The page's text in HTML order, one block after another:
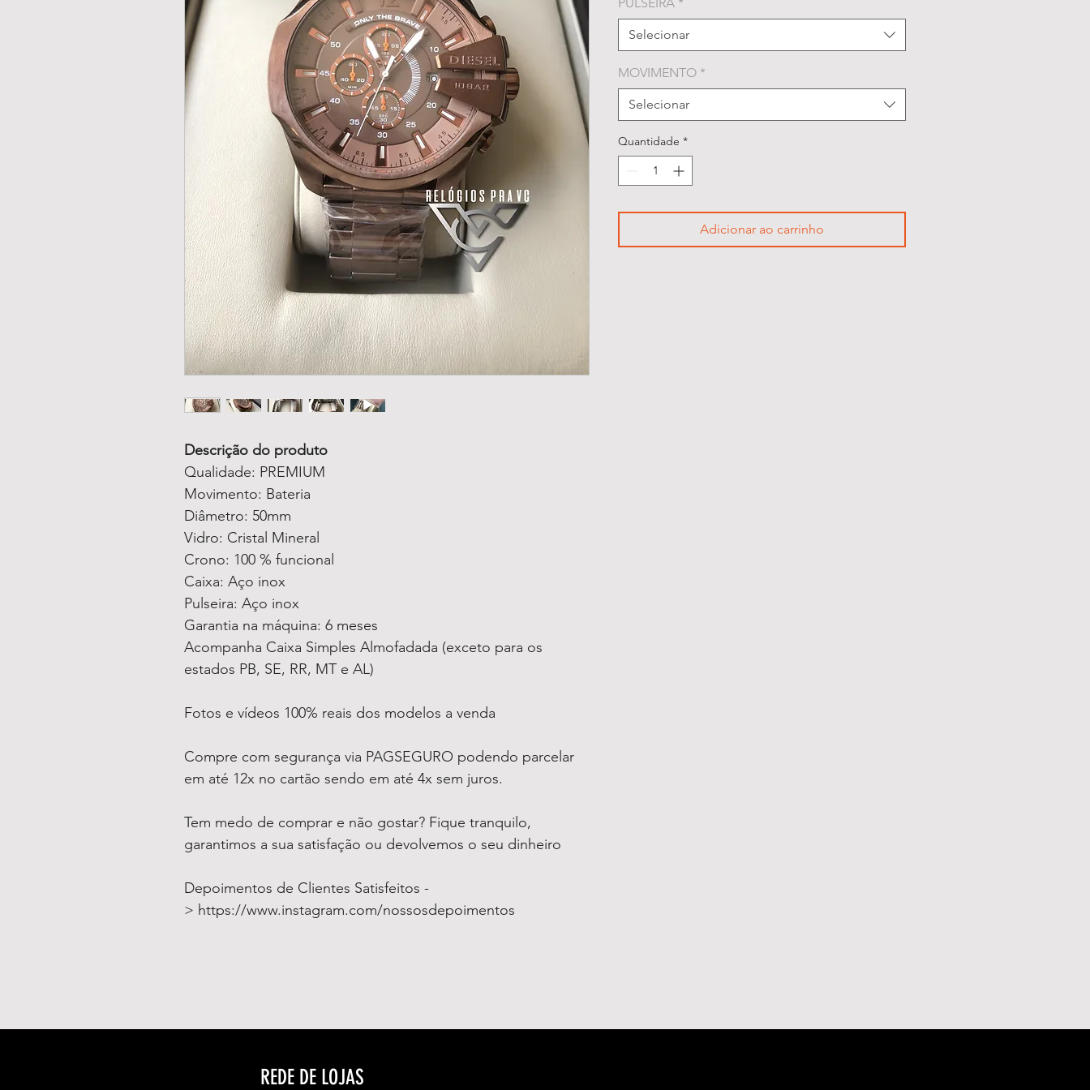
Descrição do produto
Qualidade: PREMIUM
Movimento: Bateria
Diâmetro: 50mm
Vidro: Cristal Mineral
Crono: 100 % funcional
Caixa: Aço inox
Pulseira: Aço inox
Garantia na máquina: 6 meses
Acompanha Caixa Simples Almofadada (exceto para os
estados PB, SE, RR, MT e AL)
Fotos e vídeos 100% reais dos modelos a venda
Compre com segurança via PAGSEGURO podendo parcelar
em até 12x no cartão sendo em até 4x sem juros.
Tem medo de comprar e não gostar? Fique tranquilo,
garantimos a sua satisfação ou devolvemos o seu dinheiro
Depoimentos de Clientes Satisfeitos -
> https://www.instagram.com/nossosdepoimentos
Selecionar
MOVIMENTO *
Selecionar
Quantidade *
Adicionar ao carrinho
REDE DE LOJAS